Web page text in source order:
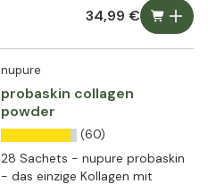
Medizinprodukt in schwedischen
34,99 €
nupure
probaskin collagen
powder
(60)
28 Sachets - nupure probaskin
- das einzige Kollagen mit